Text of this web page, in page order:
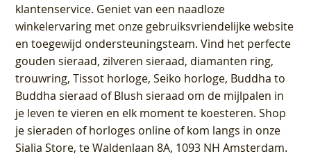
klantenservice. Geniet van een naadloze
winkelervaring met onze gebruiksvriendelijke website
en toegewijd ondersteuningsteam. Vind het perfecte
gouden sieraad, zilveren sieraad, diamanten ring,
trouwring, Tissot horloge, Seiko horloge, Buddha to
Buddha sieraad of Blush sieraad om de mijlpalen in
je leven te vieren en elk moment te koesteren. Shop
je sieraden of horloges online of kom langs in onze
Sialia Store, te Waldenlaan 8A, 1093 NH Amsterdam.